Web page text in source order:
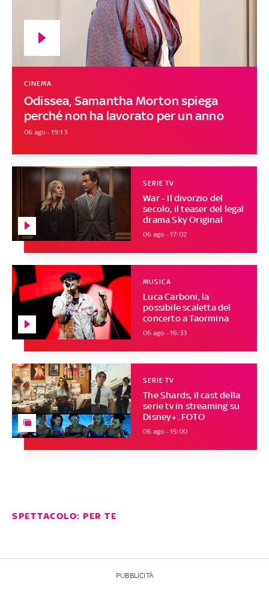
Odissea, Samantha Morton spiega
perché non ha lavorato per un anno
CINEMA
06 ago - 19:13
War - Il divorzio del
secolo, il teaser del legal
drama Sky Original
SERIE TV
06 ago - 17:02
Luca Carboni, la
possibile scaletta del
concerto a Taormina
MUSICA
06 ago - 16:33
The Shards, il cast della
serie tv in streaming su
Disney+. FOTO
SERIE TV
06 ago - 15:00
SPETTACOLO: PER TE
PUBBLICITÀ